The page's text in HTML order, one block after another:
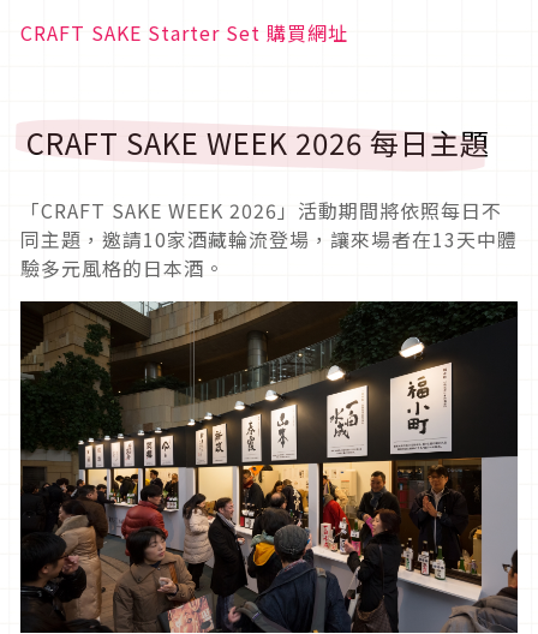
CRAFT SAKE Starter Set 購買網址
CRAFT SAKE WEEK 2026 每日主題
「CRAFT SAKE WEEK 2026」活動期間將依照每日不
同主題，邀請10家酒藏輪流登場，讓來場者在13天中體
驗多元風格的日本酒。